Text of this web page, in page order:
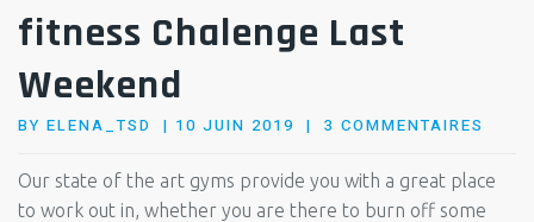
fitness Chalenge Last
Weekend
BY ELENA_TSD
POSTED
10 JUIN 2019 3 COMMENTAIRES
AT
Our state of the art gyms provide you with a great place
to work out in, whether you are there to burn off some